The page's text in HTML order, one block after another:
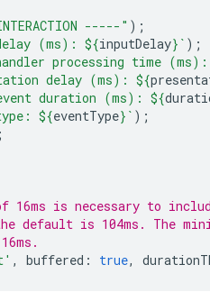
-----" );
(ms): ${inputDelay} ` );
processing time
delay (ms): ${
duration (ms): ${
${eventType} ` );
16ms is necessary to
default is 104ms. The
, buffered : true,